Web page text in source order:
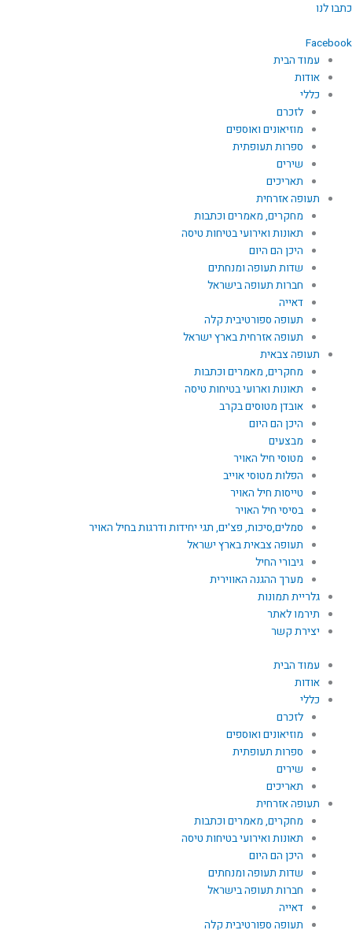
דילוג
כתבו לנו
Facebook
עמוד הבית
אודות
כללי
לזכרם
מוזיאונים ואוספים
ספרות תעופתית
שירים
תאריכים
תעופה אזרחית
מחקרים, מאמרים וכתבות
תאונות ואירועי בטיחות טיסה
היכן הם היום
שדות תעופה ומנחתים
חברות תעופה בישראל
דאייה
תעופה ספורטיבית קלה
תעופה אזרחית בארץ ישראל
תעופה צבאית
מחקרים, מאמרים וכתבות
תאונות וארועי בטיחות טיסה
אובדן מטוסים בקרב
היכן הם היום
מבצעים
מטוסי חיל האויר
הפלות מטוסי אוייב
טייסות חיל האויר
בסיסי חיל האויר
סמלים,סיכות, פצ'ים, תגי יחידות ודרגות בחיל האויר
תעופה צבאית בארץ ישראל
גיבורי החיל
מערך ההגנה האווירית
גלריית תמונות
תירמו לאתר
יצירת קשר
עמוד הבית
אודות
כללי
לזכרם
מוזיאונים ואוספים
ספרות תעופתית
שירים
תאריכים
תעופה אזרחית
מחקרים, מאמרים וכתבות
תאונות ואירועי בטיחות טיסה
היכן הם היום
שדות תעופה ומנחתים
חברות תעופה בישראל
דאייה
תעופה ספורטיבית קלה